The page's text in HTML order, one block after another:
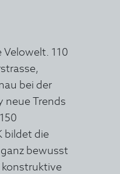
Velowelt. 110
bei der
neue Trends
bildet die
bewusst
konstruktive